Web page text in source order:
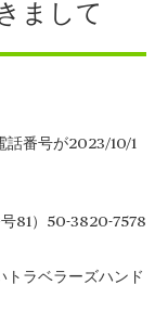
まして
番号が2023/10/1
81）50-3820-7578
トラベラーズハンド